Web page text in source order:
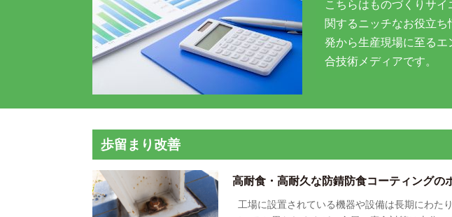
こちらはものづくりサ
関するニッチなお役立
発から生産現場に至る
合技術メディアです。
歩留まり改善
高耐食・高耐久な防錆防食コーティングの
工場に設置されている機器や設備は長期にわた